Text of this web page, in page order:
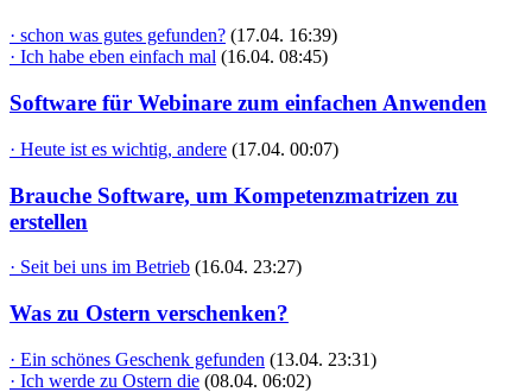
· schon was gutes gefunden? (17.04. 16:39)
· Ich habe eben einfach mal (16.04. 08:45)
Software für Webinare zum einfachen Anwenden
· Heute ist es wichtig, andere (17.04. 00:07)
Brauche Software, um Kompetenzmatrizen zu
erstellen
· Seit bei uns im Betrieb (16.04. 23:27)
Was zu Ostern verschenken?
· Ein schönes Geschenk gefunden (13.04. 23:31)
· Ich werde zu Ostern die (08.04. 06:02)